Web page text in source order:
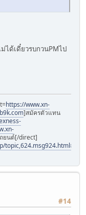
ด้เดี๋ยวรบกวนPMไป
https://www.xn-
]สมัครตัวแทน
ยนต์[/direct]
#14